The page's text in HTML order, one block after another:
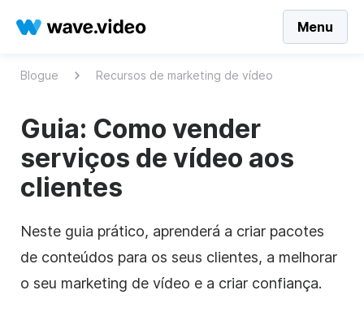
Menu
Blogue Recursos de marketing de vídeo
Guia: Como vender
serviços de vídeo aos
clientes
Neste guia prático, aprenderá a criar pacotes
de conteúdos para os seus clientes, a melhorar
o seu marketing de vídeo e a criar confiança.